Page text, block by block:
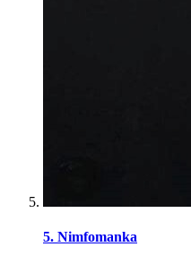
5. Nimfomanka